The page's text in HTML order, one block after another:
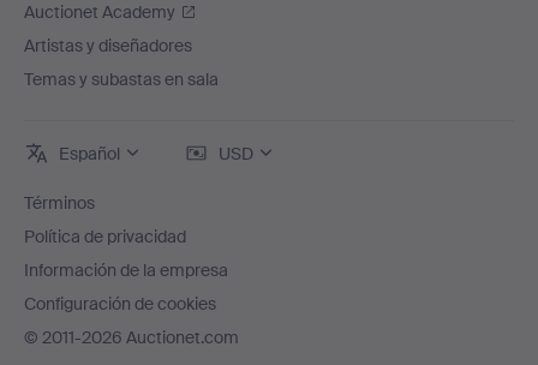
Auctionet Academy
Artistas y diseñadores
Temas y subastas en sala
Español USD
Términos
Política de privacidad
Información de la empresa
Configuración de cookies
© 2011-2026 Auctionet.com